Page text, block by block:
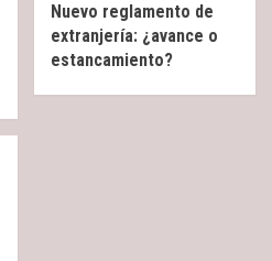
Nuevo reglamento de
extranjería: ¿avance o
estancamiento?